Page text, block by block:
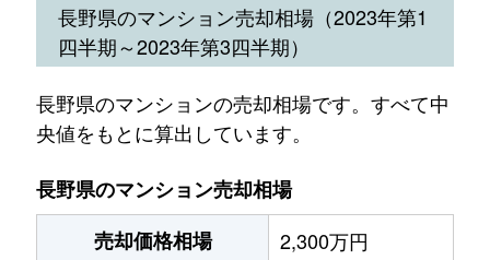
長野県のマンション売却相場（2023年第1
四半期～2023年第3四半期）
長野県のマンションの売却相場です。すべて中
央値をもとに算出しています。
長野県のマンション売却相場
売却価格相場
2,300万円